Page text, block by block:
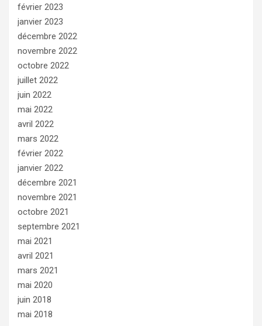
février 2023
janvier 2023
décembre 2022
novembre 2022
octobre 2022
juillet 2022
juin 2022
mai 2022
avril 2022
mars 2022
février 2022
janvier 2022
décembre 2021
novembre 2021
octobre 2021
septembre 2021
mai 2021
avril 2021
mars 2021
mai 2020
juin 2018
mai 2018